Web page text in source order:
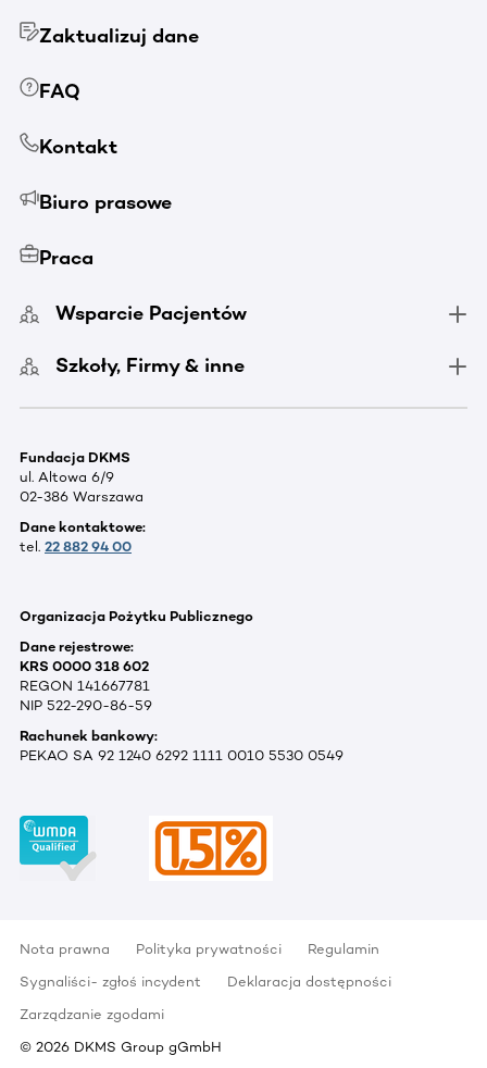
Zaktualizuj dane
FAQ
Kontakt
Biuro prasowe
Praca
Wsparcie Pacjentów
Szkoły, Firmy & inne
Fundacja DKMS
ul. Altowa 6/9
02-386 Warszawa
Dane kontaktowe:
tel. 22 882 94 00
Organizacja Pożytku Publicznego
Dane rejestrowe:
KRS 0000 318 602
REGON 141667781
NIP 522-290-86-59
Rachunek bankowy:
PEKAO SA 92 1240 6292 1111 0010 5530 0549
Nota prawna Polityka prywatności
Regulamin
Sygnaliści- zgłoś incydent
Deklaracja dostępności
Zarządzanie zgodami
© 2026 DKMS Group gGmbH